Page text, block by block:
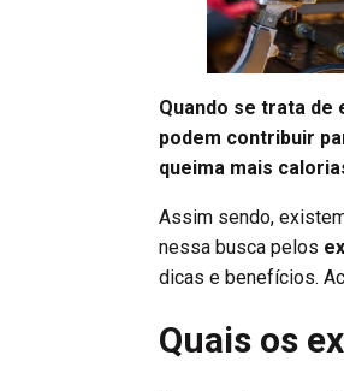
Quando se trata de
podem contribuir
queima mais
Assim sendo,
nessa busca pelos
dicas e benefícios.
Quais os